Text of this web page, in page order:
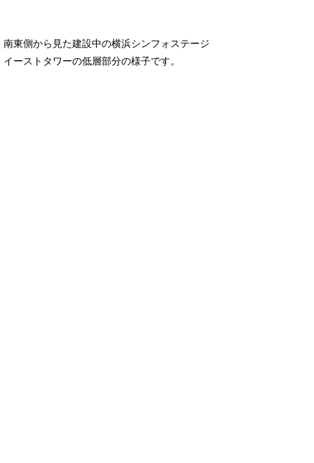
南東側から見た建設中の横浜シンフォステージ
イーストタワーの低層部分の様子です。